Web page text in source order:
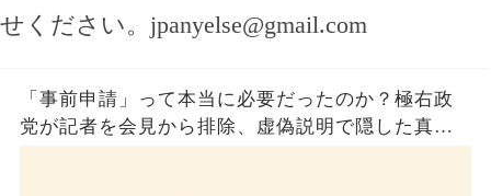
せください。 jpanyelse@gmail.com
「事前申請」って本当に必要だったのか？極右政
党が記者を会見から排除、虚偽説明で隠した真実